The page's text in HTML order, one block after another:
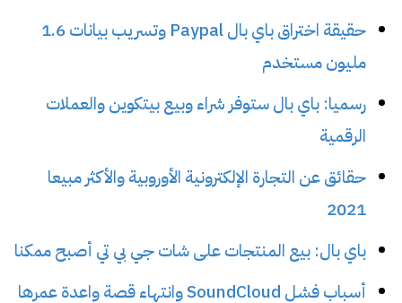
حقيقة اختراق باي بال Paypal وتسريب بيانات 1.6
مليون مستخدم
رسميا: باي بال ستوفر شراء وبيع بيتكوين والعملات
الرقمية
حقائق عن التجارة الإلكترونية الأوروبية والأكثر مبيعا
2021
باي بال: بيع المنتجات على شات جي بي تي أصبح ممكنا
أسباب فشل SoundCloud وانتهاء قصة واعدة عمرها